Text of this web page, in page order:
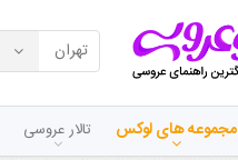
تهران
مجموعه های لوکس تالار عروسی